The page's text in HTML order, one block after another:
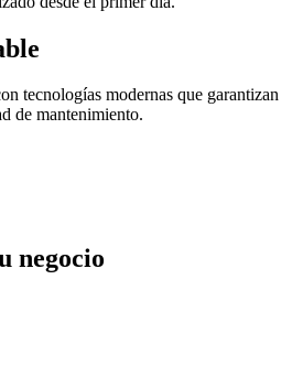
tecnologías modernas que garantizan
de mantenimiento.
negocio